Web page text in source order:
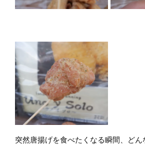
突然唐揚げを食べたくなる瞬間、どん